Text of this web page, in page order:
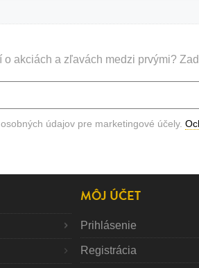
o akciách a zľavách medzi prvými?
údajov pre marketingové účely.
MÔJ ÚČET
Prihlásenie
Registrácia